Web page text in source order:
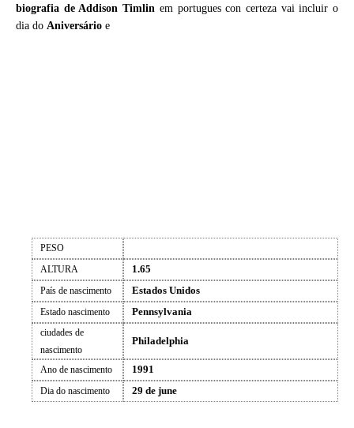
biografia deAddison Timlin em portugues con certeza vai incluir o
dia do Aniversário e
PESO
ALTURA
1.65
País de nascimento Estados Unidos
Estado nascimento Pennsylvania
ciudades de
nascimento
Philadelphia
Ano de nascimento 1991
Dia do nascimento 29 de june